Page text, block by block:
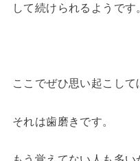
して続けられるようです
ここでぜひ思い起こして
それは歯磨きです。